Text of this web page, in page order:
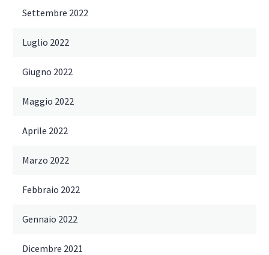
Settembre 2022
Luglio 2022
Giugno 2022
Maggio 2022
Aprile 2022
Marzo 2022
Febbraio 2022
Gennaio 2022
Dicembre 2021